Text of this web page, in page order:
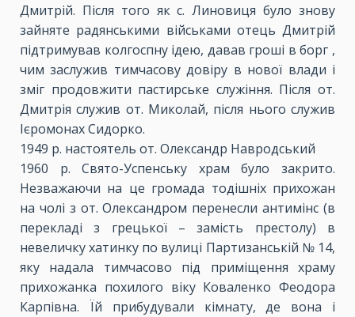
Дмитрій. Після того як с. Линовиця було знову
зайняте радянськими військами отець Дмитрій
підтримував колгоспну ідею, давав гроші в борг ,
чим заслужив тимчасову довіру в нової влади і
зміг продовжити пастирське служіння. Після от.
Дмитрія служив от. Миколай, після нього служив
Ієромонах Сидорко.
1949 р. настоятель от. Олександр Навродський
1960 р. Свято-Успенську храм було закрито.
Незважаючи на це громада тодішніх прихожан
на чолі з от. Олександром перенесли антимінс (в
перекладі з грецької – замість престолу) в
невеличку хатинку по вулиці Партизанській № 14,
яку надала тимчасово під приміщення храму
прихожанка похилого віку Коваленко Феодора
Карпівна. Їй прибудували кімнату, де вона і